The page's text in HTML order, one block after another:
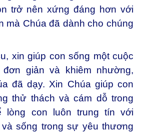
trở nên xứng đáng hơn với
mà Chúa đã dành cho chúng
xin giúp con sống một cuộc
giản và khiêm nhường,
đã dạy. Xin Chúa giúp con
thử thách và cám dỗ trong
lòng con luôn trung tín với
sống trong sự yêu thương